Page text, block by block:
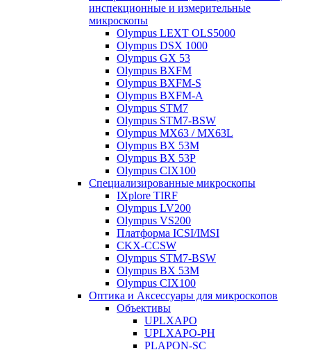
инспекционные и измерительные
микроскопы
Olympus LEXT OLS5000
Olympus DSX 1000
Olympus GX 53
Olympus BXFM
Olympus BXFM-S
Olympus BXFM-A
Olympus STM7
Olympus STM7-BSW
Olympus MX63 / MX63L
Olympus BX 53M
Olympus BX 53P
Olympus CIX100
Специализированные микроскопы
IXplore TIRF
Olympus LV200
Olympus VS200
Платформа ICSI/IMSI
CKX-CCSW
Olympus STM7-BSW
Olympus BX 53M
Olympus CIX100
Оптика и Аксессуары для микроскопов
Объективы
UPLXAPO
UPLXAPO-PH
PLAPON-SC